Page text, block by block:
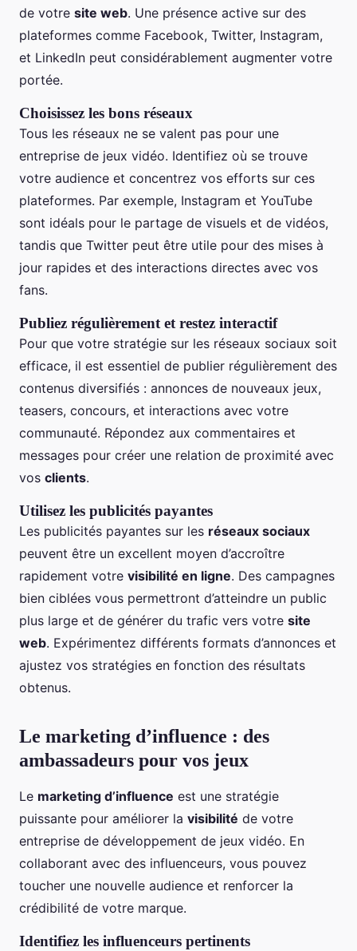
de votre site web. Une présence active sur des
plateformes comme Facebook, Twitter, Instagram,
et LinkedIn peut considérablement augmenter votre
portée.
Choisissez les bons réseaux
Tous les réseaux ne se valent pas pour une
entreprise de jeux vidéo. Identifiez où se trouve
votre audience et concentrez vos efforts sur ces
plateformes. Par exemple, Instagram et YouTube
sont idéals pour le partage de visuels et de vidéos,
tandis que Twitter peut être utile pour des mises à
jour rapides et des interactions directes avec vos
fans.
Publiez régulièrement et restez interactif
Pour que votre stratégie sur les réseaux sociaux soit
efficace, il est essentiel de publier régulièrement des
contenus diversifiés : annonces de nouveaux jeux,
teasers, concours, et interactions avec votre
communauté. Répondez aux commentaires et
messages pour créer une relation de proximité avec
vos clients.
Utilisez les publicités payantes
Les publicités payantes sur les réseaux sociaux
peuvent être un excellent moyen d’accroître
rapidement votre visibilité en ligne. Des campagnes
bien ciblées vous permettront d’atteindre un public
plus large et de générer du trafic vers votre site
web. Expérimentez différents formats d’annonces et
ajustez vos stratégies en fonction des résultats
obtenus.
Le marketing d’influence : des
ambassadeurs pour vos jeux
Le marketing d’influence est une stratégie
puissante pour améliorer la visibilité de votre
entreprise de développement de jeux vidéo. En
collaborant avec des influenceurs, vous pouvez
toucher une nouvelle audience et renforcer la
crédibilité de votre marque.
Identifiez les influenceurs pertinents